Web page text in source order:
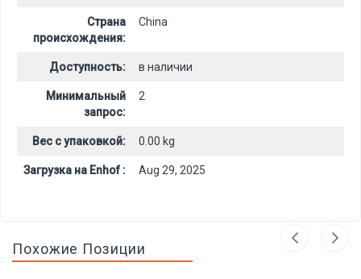
Страна
происхождения:
China
Доступность: в наличии
Минимальный
запрос:
2
Вес с упаковкой: 0.00 kg
Загрузка на Enhof : Aug 29, 2025
Похожие Позиции